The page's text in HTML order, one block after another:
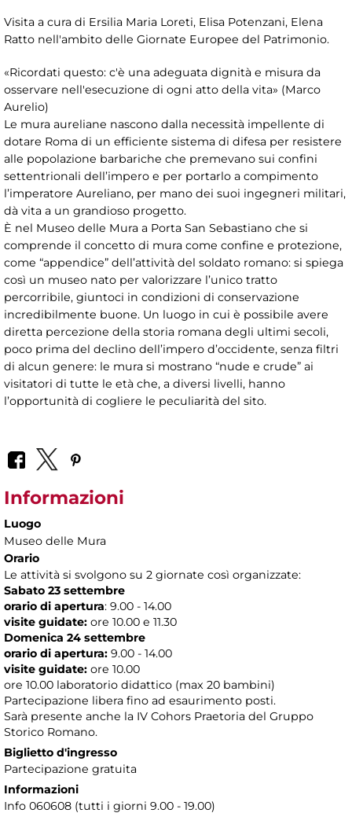
Visita a cura di Ersilia Maria Loreti, Elisa Potenzani, Elena
Ratto nell'ambito delle Giornate Europee del Patrimonio.
«Ricordati questo: c'è una adeguata dignità e misura da
osservare nell'esecuzione di ogni atto della vita» (Marco
Aurelio)
Le mura aureliane nascono dalla necessità impellente di
dotare Roma di un efficiente sistema di difesa per resistere
alle popolazione barbariche che premevano sui confini
settentrionali dell’impero e per portarlo a compimento
l’imperatore Aureliano, per mano dei suoi ingegneri militari,
dà vita a un grandioso progetto.
È nel Museo delle Mura a Porta San Sebastiano che si
comprende il concetto di mura come confine e protezione,
come “appendice” dell’attività del soldato romano: si spiega
così un museo nato per valorizzare l’unico tratto
percorribile, giuntoci in condizioni di conservazione
incredibilmente buone. Un luogo in cui è possibile avere
diretta percezione della storia romana degli ultimi secoli,
poco prima del declino dell’impero d’occidente, senza filtri
di alcun genere: le mura si mostrano “nude e crude” ai
visitatori di tutte le età che, a diversi livelli, hanno
l’opportunità di cogliere le peculiarità del sito.
Informazioni
Luogo
Museo delle Mura
Orario
Le attività si svolgono su 2 giornate così organizzate:
Sabato 23 settembre
orario di apertura: 9.00 - 14.00
visite guidate: ore 10.00 e 11.30
Domenica 24 settembre
orario di apertura: 9.00 - 14.00
visite guidate: ore 10.00
ore 10.00 laboratorio didattico (max 20 bambini)
Partecipazione libera fino ad esaurimento posti.
Sarà presente anche la IV Cohors Praetoria del Gruppo
Storico Romano.
Biglietto d'ingresso
Partecipazione gratuita
Informazioni
Info 060608 (tutti i giorni 9.00 - 19.00)